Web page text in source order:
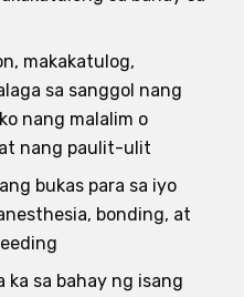
makakatulog,
sa sanggol nang
nang malalim o
nang paulit-ulit
bukas para sa iyo
bonding, at
ka sa bahay ng isang